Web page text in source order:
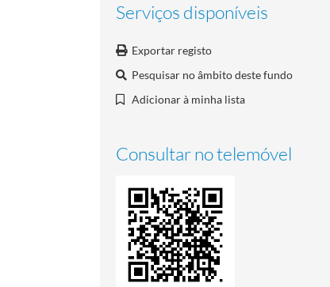
Serviços disponíveis
Exportar registo
Pesquisar no âmbito deste fundo
Adicionar à minha lista
Consultar no telemóvel